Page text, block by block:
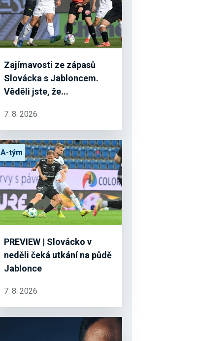
Zajímavosti ze zápasů
Slovácka s Jabloncem.
Věděli jste, že...
7. 8. 2026
PREVIEW | Slovácko v
neděli čeká utkání na půdě
Jablonce
A-tým
7. 8. 2026